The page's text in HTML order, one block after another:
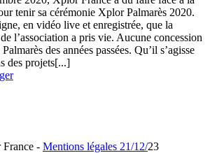
tenir sa cérémonie Xplor Palmarès 2020.
en vidéo live et enregistrée, que la
l’association a pris vie. Aucune concession
des années passées. Qu’il s’agisse
des projets[...]
- Mentions légales 21/12/23